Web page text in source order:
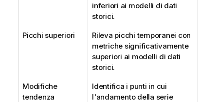
inferiori ai modelli di dati
storici.
Picchi superiori
Rileva picchi temporanei con
metriche significativamente
superiori ai modelli di dati
storici.
Modifiche
tendenza
Identifica i punti in cui
l'andamento della serie